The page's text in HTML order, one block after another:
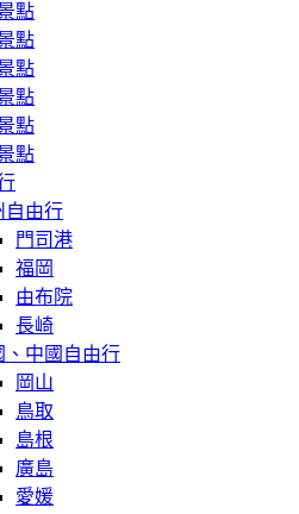
點
點
點
點
點
點
自由行
門司港
福岡
由布院
長崎
、中國自由行
岡山
鳥取
島根
廣島
愛媛